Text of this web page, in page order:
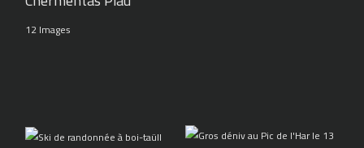
12 Images